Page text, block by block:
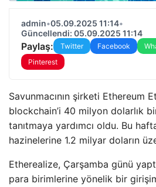
admin•05.09.2025 11:14•
Güncellendi: 05.09.2025 11:14
Paylaş: Twitter Facebook
Pinterest
Savunmacının şirketi Ethereum
blockchain’i 40 milyon dolarlık
tanıtmaya yardımcı oldu. Bu
hazinelerine 1.2 milyar doların
Etherealize, Çarşamba günü
para birimlerine yönelik bir